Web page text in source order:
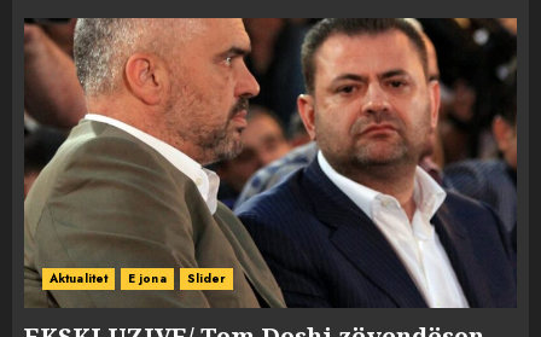
Aktualitet E jona Slider